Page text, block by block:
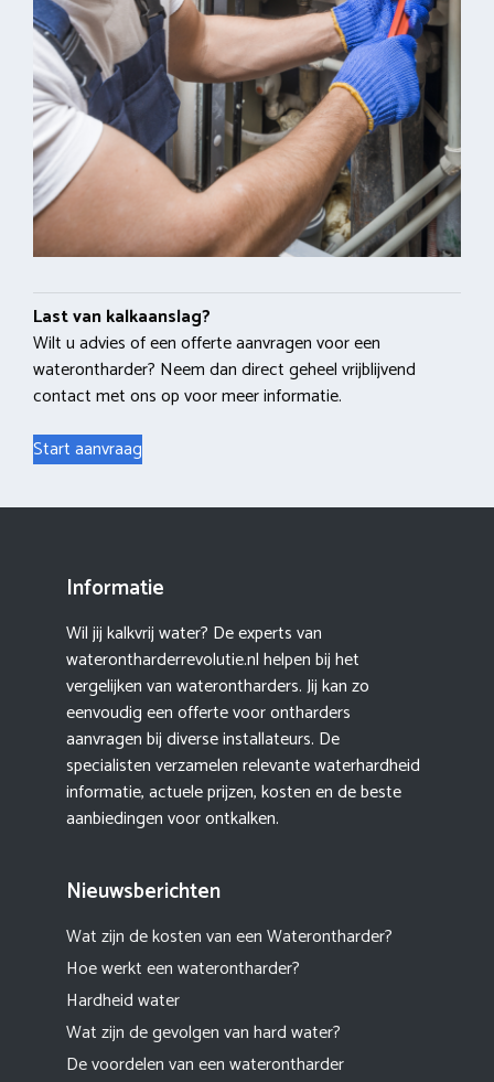
Last van kalkaanslag?
Wilt u advies of een offerte aanvragen voor een
waterontharder? Neem dan direct geheel vrijblijvend
contact met ons op voor meer informatie.
Start aanvraag
Informatie
Wil jij kalkvrij water? De experts van
waterontharderrevolutie.nl helpen bij het
vergelijken van waterontharders. Jij kan zo
eenvoudig een offerte voor ontharders
aanvragen bij diverse installateurs. De
specialisten verzamelen relevante waterhardheid
informatie, actuele prijzen, kosten en de beste
aanbiedingen voor ontkalken.
Nieuwsberichten
Wat zijn de kosten van een Waterontharder?
Hoe werkt een waterontharder?
Hardheid water
Wat zijn de gevolgen van hard water?
De voordelen van een waterontharder